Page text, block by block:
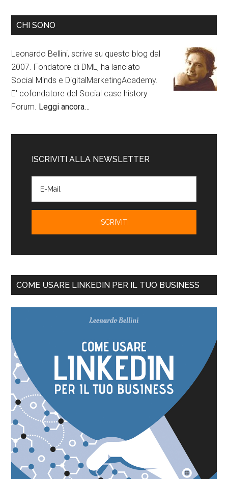
CHI SONO
Leonardo Bellini, scrive su questo blog dal
2007. Fondatore di DML, ha lanciato
Social Minds e DigitalMarketingAcademy.
E' cofondatore del Social case history
Forum. Leggi ancora…
ISCRIVITI ALLA NEWSLETTER
COME USARE LINKEDIN PER IL TUO BUSINESS